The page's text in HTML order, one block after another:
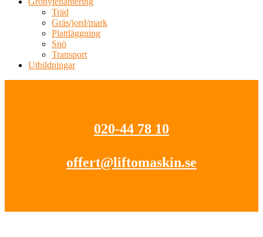
Träd
Gräs/jord/mark
Plattläggning
Snö
Transport
Utbildningar
020-44 78 10
offert@liftomaskin.se